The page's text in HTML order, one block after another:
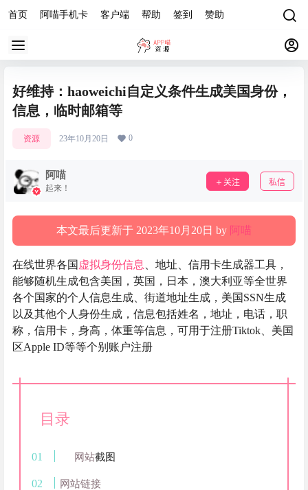
首页 阿喵手机卡 客户端 帮助 签到 赞助
好维持：haoweichi自定义条件生成美国身份，
信息，临时邮箱等
资源 23年10月20日 0
阿喵
起来！
关注 私信
本文最后更新于 2023年10月20日 by 阿喵
在线世界各国 虚拟身份信息
、地址、信用卡生成器工具，
能够随机生成包含美国，英国，日本，澳大利亚等全世界
各个国家的个人信息生成、街道地址生成，美国SSN生成
以及其他个人身份生成，信息包括姓名，地址，电话，职
称，信用卡，身高，体重等信息，可用于注册Tiktok、美国
区Apple ID等等个别账户注册
目录
网站截图
网站链接